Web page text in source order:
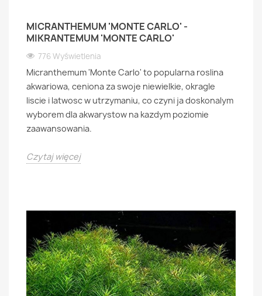
MICRANTHEMUM 'MONTE CARLO' -
MIKRANTEMUM 'MONTE CARLO'
776 Wyświetlenia
Micranthemum 'Monte Carlo' to popularna roslina
akwariowa, ceniona za swoje niewielkie, okragle
liscie i latwosc w utrzymaniu, co czyni ja doskonalym
wyborem dla akwarystow na kazdym poziomie
zaawansowania.
Czytaj więcej